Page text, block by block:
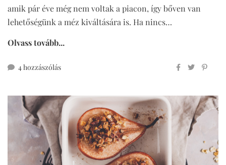
amik pár éve még nem voltak a piacon, így bőven van
lehetőségünk a méz kiváltására is. Ha nincs…
Olvass tovább...
4 hozzászólásmézes
nélkül,
cukormentesen
című
bejegyzéshez